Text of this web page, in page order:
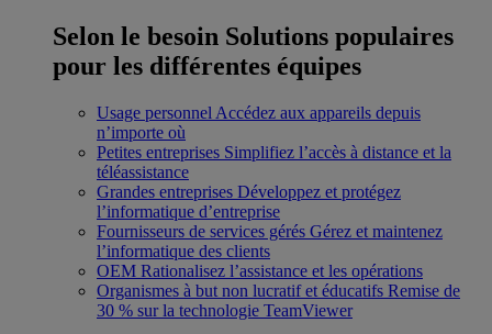
Selon le besoin Solutions populaires
pour les différentes équipes
Usage personnel Accédez aux appareils depuis
n’importe où
Petites entreprises Simplifiez l’accès à distance et la
téléassistance
Grandes entreprises Développez et protégez
l’informatique d’entreprise
Fournisseurs de services gérés Gérez et maintenez
l’informatique des clients
OEM Rationalisez l’assistance et les opérations
Organismes à but non lucratif et éducatifs Remise de
30 % sur la technologie TeamViewer